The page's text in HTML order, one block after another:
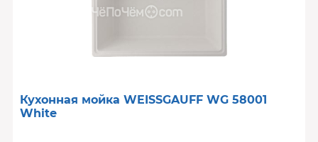
Кухонная мойка WEISSGAUFF WG 58001
White